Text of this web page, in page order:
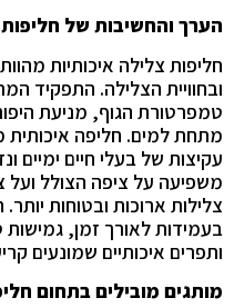
הערך והחשיבות של חליפות
חליפות צלילה איכותיות
ובחוויית הצלילה. התפקיד
טמפרטורת הגוף, מניעת
מתחת למים. חליפה
עקיצות של בעלי חיים ימיים
משפיעה על ציפה הצולל
צלילות ארוכות ובטוחות
בעמידות לאורך זמן,
ותפרים איכותיים שמונעים
מותגים מובילים בתחום